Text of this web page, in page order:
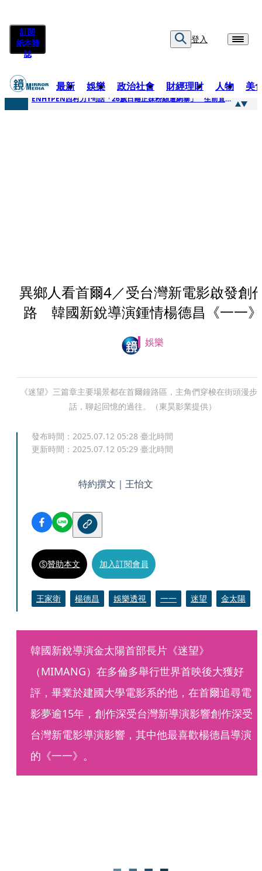
訂閱
紙本雜
誌
登入
最新 娛樂 政治社會 財經理財 人物 美
快訊
ENHYPEN西村力1句話「26歲日籍正妹粉絲遭網暴」 生前直播震撼畫面全網瘋傳！警方證實死訊
異鄉人看首爾4／受台灣新電影啟發創
路 韓國新銳導演鍾情楊德昌《一一》
娛樂
《迷望》三篇章主要場景都在首爾鐘路區，主角們穿梭在街頭漫步
話，聊起回憶的過往。（東昊影業提供）
發布時間： 2025.07.12 05:28 臺北時間
更新時間： 2025.07.12 05:29 臺北時間
特約撰文｜王怡文
贊助本文 加入訂閱會員
王家衛 楊德昌 娛樂透視 一一 迷望 金太陽
韓國新銳導演金太陽首部長片《迷望》
（MIMANG）在多倫多舉行世界首映後大獲好
評，畢業於建國大學電影系的他，在首爾追尋電
影夢逾15年，創作深受台灣新導演影響創作深受
台灣新電影導演影響，其中他最喜歡楊德昌導演
的《一一》。